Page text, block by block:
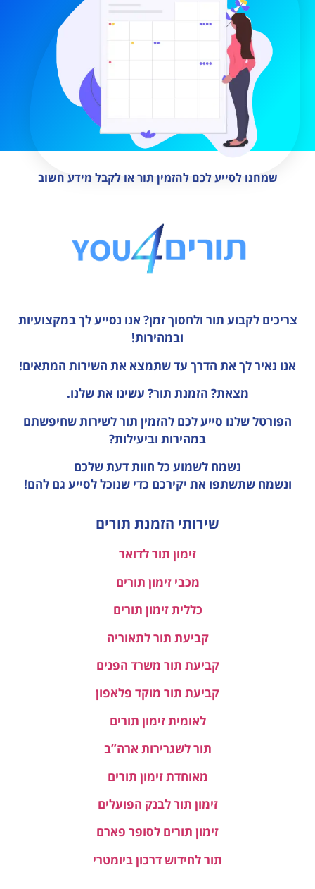
שמחנו לסייע לכם להזמין תור או לקבל מידע חשוב
צריכים לקבוע תור ולחסוך זמן? אנו נסייע לך במקצועיות
ובמהירות!
אנו נאיר לך את הדרך עד שתמצא את השירות המתאים!
מצאת? הזמנת תור? עשינו את שלנו.
הפורטל שלנו סייע לכם להזמין תור לשירות שחיפשתם
במהירות וביעילות?
נשמח לשמוע כל חוות דעתשלכם
ונשמח שתשתפו את יקירכם כדי שנוכל לסייע גם להם!
שירותי הזמנת תורים
זימון תור לדואר
מכבי זימון תורים
כללית זימון תורים
קביעת תור לתאוריה
קביעת תור משרד הפנים
קביעת תור מוקד פלאפון
לאומית זימון תורים
תור לשגרירות ארה”ב
מאוחדת זימון תורים
זימון תור לבנק הפועלים
זימון תורים לסופר פארם
תור לחידוש דרכון ביומטרי